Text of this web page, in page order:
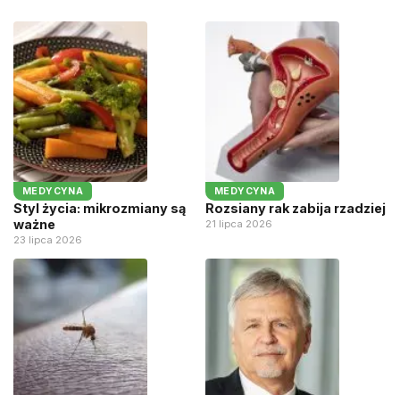
MEDYCYNA
Styl życia: mikrozmiany są
ważne
23 lipca 2026
MEDYCYNA
Rozsiany rak zabija rzadziej
21 lipca 2026